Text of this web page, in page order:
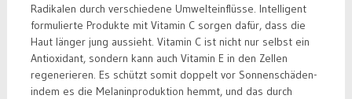
Radikalen durch verschiedene Umwelteinflüsse. Intelligent
formulierte Produkte mit Vitamin C sorgen dafür, dass die
Haut länger jung aussieht. Vitamin C ist nicht nur selbst ein
Antioxidant, sondern kann auch Vitamin E in den Zellen
regenerieren. Es schützt somit doppelt vor Sonnenschäden-
indem es die Melaninproduktion hemmt, und das durch